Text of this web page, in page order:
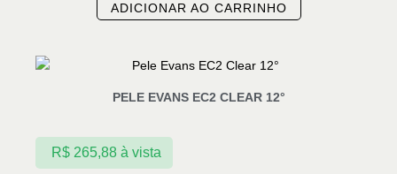
ADICIONAR AO CARRINHO
PELE EVANS EC2 CLEAR 12°
R$265,88 à vista